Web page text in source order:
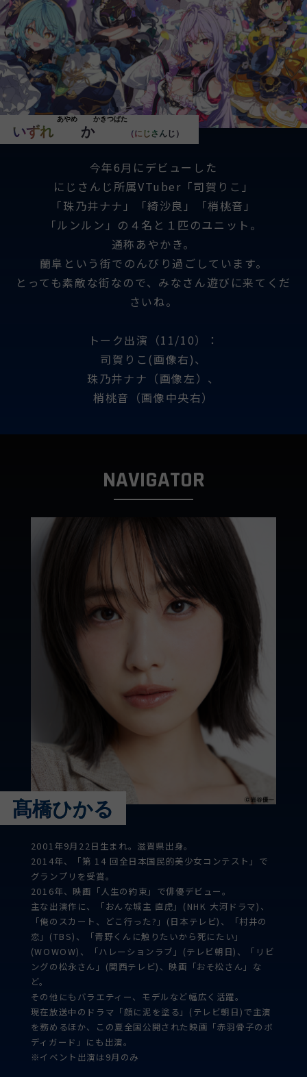
いずれ菖蒲
あやめ
か
かきつばた
（にじさんじ）
今年6月にデビューした
にじさんじ所属VTuber「司賀りこ」
「珠乃井ナナ」「綺沙良」「梢桃音」
「ルンルン」の４名と１匹のユニット。
通称あやかき。
蘭阜という街でのんびり過ごしています。
とっても素敵な街なので、みなさん遊びに来てくだ
さいね。
トーク出演（11/10）：
司賀りこ(画像右)、
珠乃井ナナ（画像左）、
梢桃音（画像中央右）
NAVIGATOR
髙橋ひかる
2001年9月22日生まれ。滋賀県出身。
2014年、「第 14 回全日本国民的美少女コンテスト」で
グランプリを受賞。
2016年、映画「人生の約束」で俳優デビュー。
主な出演作に、「おんな城主 直虎」(NHK 大河ドラマ)、
「俺のスカート、どこ行った?」(日本テレビ)、「村井の
恋」(TBS)、「青野くんに触りたいから死にたい」
(WOWOW)、「ハレーションラブ」(テレビ朝日)、「リビ
ングの松永さん」(関西テレビ)、映画「おそ松さん」な
ど。
その他にもバラエティー、モデルなど幅広く活躍。
現在放送中のドラマ「顔に泥を塗る」(テレビ朝日)で主演
を務めるほか、この夏全国公開された映画「赤羽骨子のボ
ディガード」にも出演。
※イベント出演は9月のみ